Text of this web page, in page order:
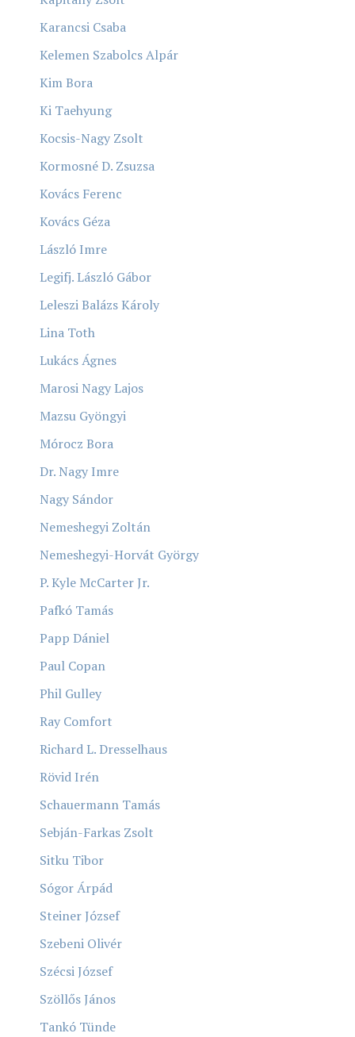
Karancsi Csaba
Kelemen Szabolcs Alpár
Kim Bora
Ki Taehyung
Kocsis-Nagy Zsolt
Kormosné D. Zsuzsa
Kovács Ferenc
Kovács Géza
László Imre
Legifj. László Gábor
Leleszi Balázs Károly
Lina Toth
Lukács Ágnes
Marosi Nagy Lajos
Mazsu Gyöngyi
Mórocz Bora
Dr. Nagy Imre
Nagy Sándor
Nemeshegyi Zoltán
Nemeshegyi-Horvát György
P. Kyle McCarter Jr.
Pafkó Tamás
Papp Dániel
Paul Copan
Phil Gulley
Ray Comfort
Richard L. Dresselhaus
Rövid Irén
Schauermann Tamás
Sebján-Farkas Zsolt
Sitku Tibor
Sógor Árpád
Steiner József
Szebeni Olivér
Szécsi József
Szöllős János
Tankó Tünde